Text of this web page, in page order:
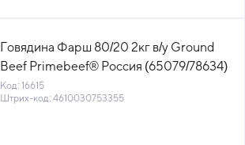
Говядина Фарш 80/20 2кг в/у Ground
Beef Primebeef® Россия (65079/78634)
(КОД 16615) (-18°С)
Код: 16615
Штрих-код: 4610030753355